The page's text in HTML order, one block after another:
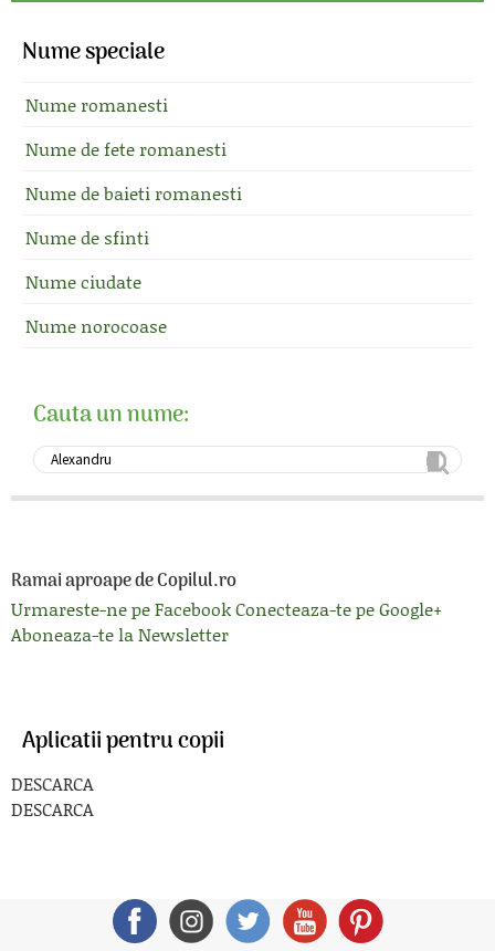
Nume speciale
Nume romanesti
Nume de fete romanesti
Nume de baieti romanesti
Nume de sfinti
Nume ciudate
Nume norocoase
Cauta un nume:
Ramai aproape de Copilul.ro
Urmareste-ne pe FacebookConecteaza-te pe Google+
Aboneaza-te la Newsletter
Aplicatii pentru copii
DESCARCA
DESCARCA